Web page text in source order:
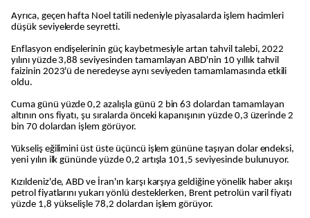
Ayrıca, geçen hafta Noel tatili nedeniyle piyasalarda işlem hacimleri
düşük seviyelerde seyretti.
Enflasyon endişelerinin güç kaybetmesiyle artan tahvil talebi, 2022
yılını yüzde 3,88 seviyesinden tamamlayan ABD'nin 10 yıllık tahvil
faizinin 2023'ü de neredeyse aynı seviyeden tamamlamasında etkili
oldu.
Cuma günü yüzde 0,2 azalışla günü 2 bin 63 dolardan tamamlayan
altının ons fiyatı, şu sıralarda önceki kapanışının yüzde 0,3 üzerinde 2
bin 70 dolardan işlem görüyor.
Yükseliş eğilimini üst üste üçüncü işlem gününe taşıyan dolar endeksi,
yeni yılın ilk gününde yüzde 0,2 artışla 101,5 seviyesinde bulunuyor.
Kızıldeniz'de, ABD ve İran'ın karşı karşıya geldiğine yönelik haber akışı
petrol fiyatlarını yukarı yönlü desteklerken, Brent petrolün varil fiyatı
yüzde 1,8 yükselişle 78,2 dolardan işlem görüyor.